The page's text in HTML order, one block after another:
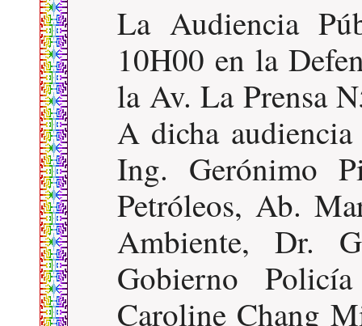
La Audiencia
10H00 en la
la Av. La Prensa
A dicha
Ing. Gerónimo
Petróleos, Ab.
Ambiente, Dr.
Gobierno
Caroline Chang